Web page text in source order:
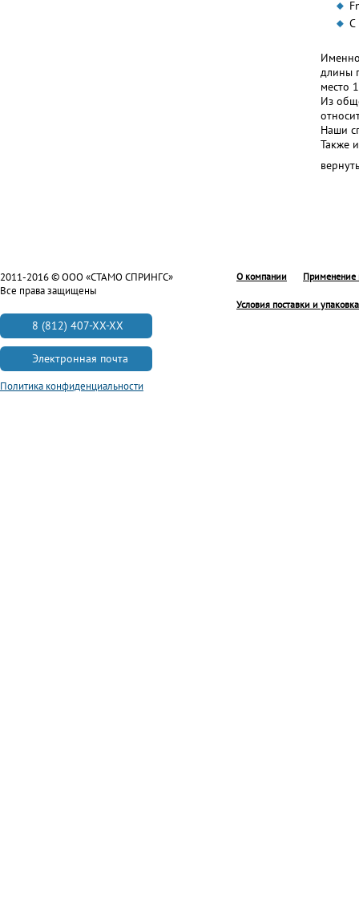
длины
место
Из
Наши
Также
О компании Применение
Условия поставки и упаковка
2011-2016 © ООО «СТАМО СПРИНГС»
Все права защищены
8 (812) 407-XX-XX
Электронная почта
Политика конфиденциальности